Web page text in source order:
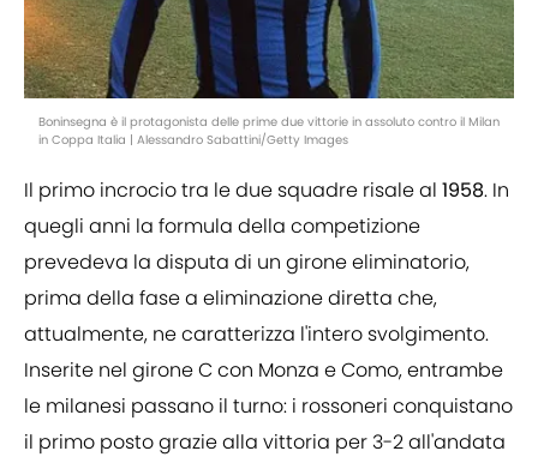
Boninsegna è il protagonista delle prime due vittorie in assoluto contro il Milan
in Coppa Italia | Alessandro Sabattini/Getty Images
Il primo incrocio tra le due squadre risale al 1958. In
quegli anni la formula della competizione
prevedeva la disputa di un girone eliminatorio,
prima della fase a eliminazione diretta che,
attualmente, ne caratterizza l'intero svolgimento.
Inserite nel girone C con Monza e Como, entrambe
le milanesi passano il turno: i rossoneri conquistano
il primo posto grazie alla vittoria per 3-2 all'andata